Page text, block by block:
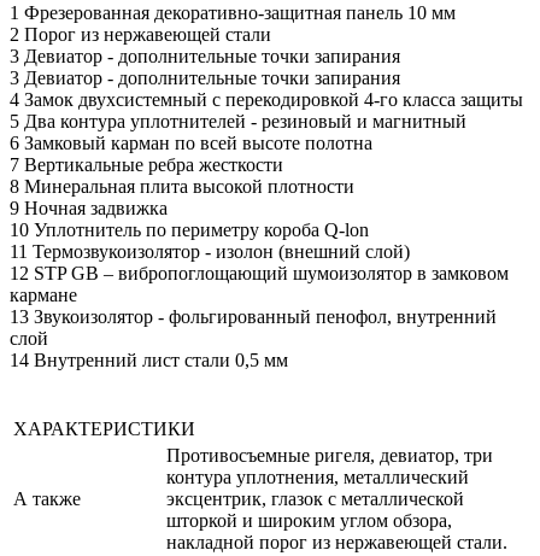
1 Фрезерованная декоративно-защитная панель 10 мм
2 Порог из нержавеющей стали
3 Девиатор - дополнительные точки запирания
3 Девиатор - дополнительные точки запирания
4 Замок двухсистемный с перекодировкой 4-го класса защиты
5 Два контура уплотнителей - резиновый и магнитный
6 Замковый карман по всей высоте полотна
7 Вертикальные ребра жесткости
8 Минеральная плита высокой плотности
9 Ночная задвижка
10 Уплотнитель по периметру короба Q-lon
11 Термозвукоизолятор - изолон (внешний слой)
12 STP GB – вибропоглощающий шумоизолятор в замковом
кармане
13 Звукоизолятор - фольгированный пенофол, внутренний
слой
14 Внутренний лист стали 0,5 мм
ХАРАКТЕРИСТИКИ
А также
Противосъемные ригеля, девиатор, три
контура уплотнения, металлический
эксцентрик, глазок с металлической
шторкой и широким углом обзора,
накладной порог из нержавеющей стали.